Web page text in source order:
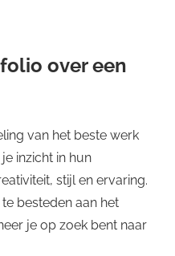
over een
van het beste werk
inzicht in hun
stijl en ervaring.
besteden aan het
je op zoek bent naar